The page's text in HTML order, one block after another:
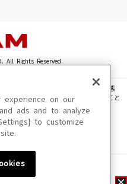
All Rights Reserved.
・写真・動画・音声等を、手段や形態
で複製、転載、ファイル化などすること
だけない場合があります。
になる場合があります。
experience on our
ads and to analyze
to customize